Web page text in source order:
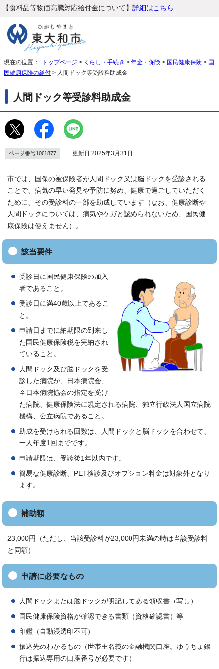
【食料品等物価高騰対応給付金について】 詳細はこちら
現在の位置： トップページ > くらし・手続き > 年金・保険 > 国民健康保険 > 国
民健康保険の給付 > 人間ドック等受診料助成金
人間ドック等受診料助成金
ページ番号1001877 更新日 2025年3月31日
市では、国保の被保険者が人間ドック又は脳ドックを受診される
ことで、病気の早い発見や予防に努め、健康で過ごしていただく
ために、その受診料の一部を助成しています（なお、健康診断や
人間ドックについては、病気やケガと認められないため、国民健
康保険は使えません）。
該当要件
受診日に国民健康保険の加入
者であること。
受診日に満40歳以上であるこ
と。
申請日までに納期限の到来し
た国民健康保険税を完納され
ていること。
人間ドック及び脳ドックを受
診した病院が、日本病院会、
全日本病院協会の指定を受け
た病院、健康保険法に規定される病院、独立行政法人国立病院
機構、公立病院であること。
助成を受けられる回数は、人間ドックと脳ドックを合わせて、
一人年度1回までです。
申請期限は、受診後1年以内です。
簡易な健康診断、PET検診及びオプション料金は対象外となり
ます。
補助額
23,000円（ただし、当該受診料が23,000円未満の時は当該受診料
と同額）
申請に必要なもの
人間ドックまたは脳ドックが明記してある領収書（写し）
国民健康保険資格が確認できる書類（資格確認書）等
印鑑（自動浸透印不可）
振込先のわかるもの（世帯主名義の金融機関口座。ゆうちょ銀
行は振込専用の口座番号が必要です）